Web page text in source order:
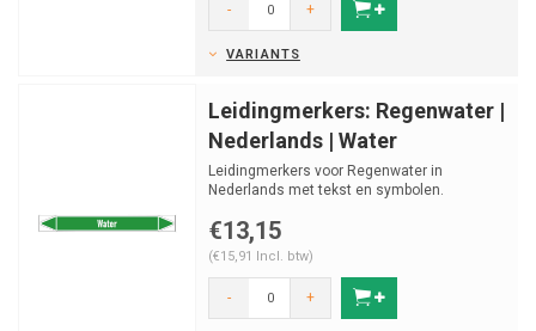
- +
VARIANTS
Leidingmerkers: Regenwater |
Nederlands | Water
Leidingmerkers voor Regenwater in
Nederlands met tekst en symbolen.
€13,15
(€15,91 Incl. btw)
- +